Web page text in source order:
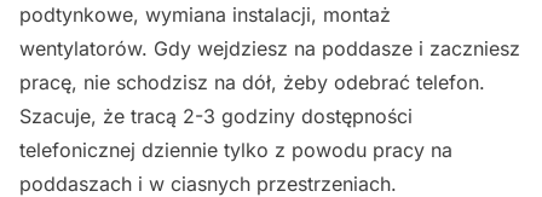
podtynkowe, wymiana instalacji, montaż
wentylatorów. Gdy wejdziesz na poddasze i zaczniesz
pracę, nie schodzisz na dół, żeby odebrać telefon.
Szacuje, że tracą 2-3 godziny dostępności
telefonicznej dziennie tylko z powodu pracy na
poddaszach i w ciasnych przestrzeniach.